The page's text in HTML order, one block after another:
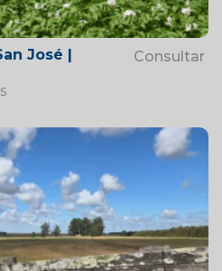
José |
Consultar